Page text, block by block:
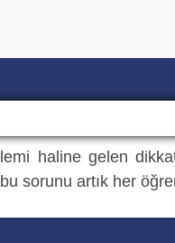
haline gelen
bu sorunu artık her